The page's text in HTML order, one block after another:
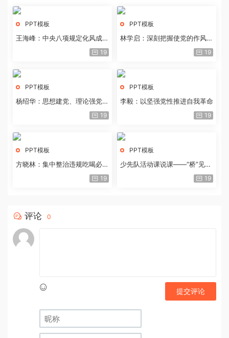
PPT模板
王海峰：中央八项规定化风成俗
19
PPT模板
林学启：深刻把握使党的作风全
19
PPT模板
杨绍华：思想建党、理论强党的
19
PPT模板
李毅：以坚强党性推进自我革命
19
PPT模板
方晓林：集中整治违规吃喝必须
19
PPT模板
少先队活动课说课——“桥”见中
19
评论 0
提交评论